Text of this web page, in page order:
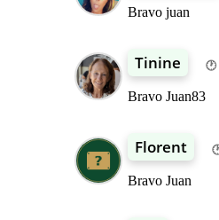
Bravo juan
Tinine
Bravo Juan83
Florent
Bravo Juan